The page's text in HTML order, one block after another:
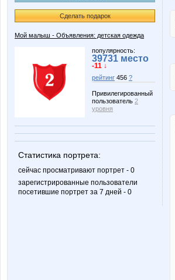
Сделать подарок
Мой малыш - Объявления: детская одежда
популярность:
39731 место
-11 ↓
рейтинг 456 ?
Привилегированный
пользователь 2
уровня
Статистика портрета:
сейчас просматривают портрет - 0
зарегистрированные пользователи
посетившие портрет за 7 дней - 0